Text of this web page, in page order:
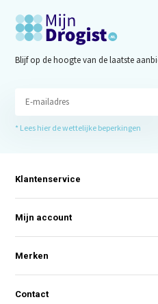
Blijf op de hoogte van de laatste
* Lees hier de wettelijke beperkingen
Klantenservice
Mijn account
Merken
Contact